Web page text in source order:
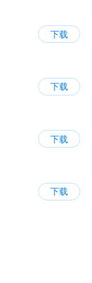
下载
下载
下载
下载